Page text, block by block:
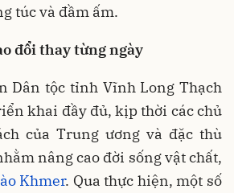
túc và đầm ấm.
đổi thay từng ngày
Dân tộc tỉnh Vĩnh Long Thạch
khai đầy đủ, kịp thời các chủ
của Trung ương và đặc thù
nâng cao đời sống vật chất,
Khmer. Qua thực hiện, một số